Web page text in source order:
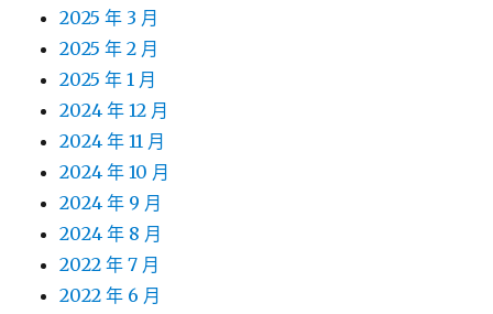
2025 年 3 月
2025 年 2 月
2025 年 1 月
2024 年 12 月
2024 年 11 月
2024 年 10 月
2024 年 9 月
2024 年 8 月
2022 年 7 月
2022 年 6 月